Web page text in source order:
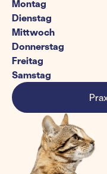
Montag
Dienstag
Mittwoch
Donnerstag
Freitag
Samstag